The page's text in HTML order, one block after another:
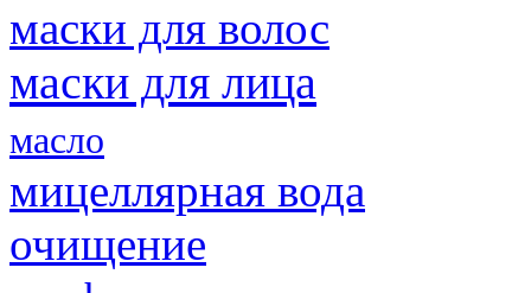
маски для волос
маски для лица
масло
мицеллярная вода
очищение